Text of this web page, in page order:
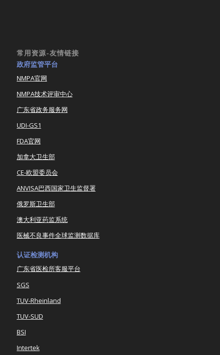
常用资源-友情链接
政府监管平台
NMPA官网
NMPA技术评审中心
广东省政务服务网
UDI-GS1
FDA官网
加拿大卫生部
CE-欧盟委员会
ANVISA巴西国家卫生监督署
俄罗斯卫生部
澳大利亚药监系统
医械不良事件全球监测数据库
认证检测机构
广东省医检所客服平台
SGS
TUV-Rheinland
TUV-SUD
BSI
Intertek